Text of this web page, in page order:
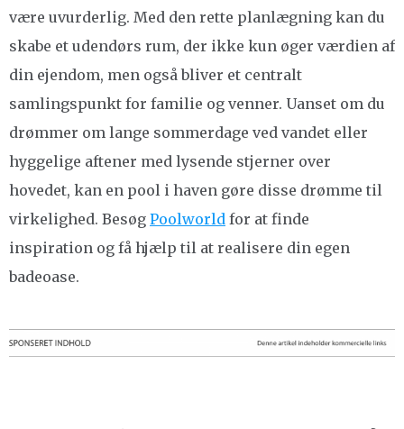
være uvurderlig. Med den rette planlægning kan du
skabe et udendørs rum, der ikke kun øger værdien af
din ejendom, men også bliver et centralt
samlingspunkt for familie og venner. Uanset om du
drømmer om lange sommerdage ved vandet eller
hyggelige aftener med lysende stjerner over
hovedet, kan en pool i haven gøre disse drømme til
virkelighed. Besøg Poolworld for at finde
inspiration og få hjælp til at realisere din egen
badeoase.